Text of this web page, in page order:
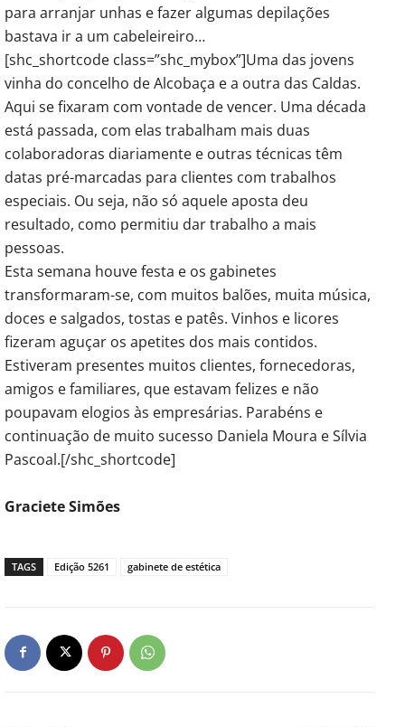
para arranjar unhas e fazer algumas depilações
bastava ir a um cabeleireiro…
[shc_shortcode class=”shc_mybox”]Uma das jovens
vinha do concelho de Alcobaça e a outra das Caldas.
Aqui se fixaram com vontade de vencer. Uma década
está passada, com elas trabalham mais duas
colaboradoras diariamente e outras técnicas têm
datas pré-marcadas para clientes com trabalhos
especiais. Ou seja, não só aquele aposta deu
resultado, como permitiu dar trabalho a mais
pessoas.
Esta semana houve festa e os gabinetes
transformaram-se, com muitos balões, muita música,
doces e salgados, tostas e patês. Vinhos e licores
fizeram aguçar os apetites dos mais contidos.
Estiveram presentes muitos clientes, fornecedoras,
amigos e familiares, que estavam felizes e não
poupavam elogios às empresárias. Parabéns e
continuação de muito sucesso Daniela Moura e Sílvia
Pascoal.[/shc_shortcode]
Graciete Simões
TAGS Edição 5261 gabinete de estética